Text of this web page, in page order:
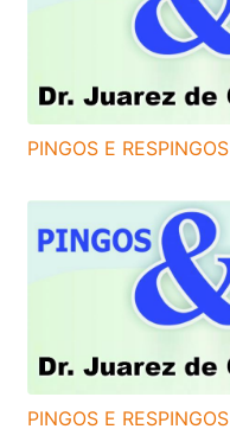
PINGOS E RESPINGOS
PINGOS E RESPINGOS